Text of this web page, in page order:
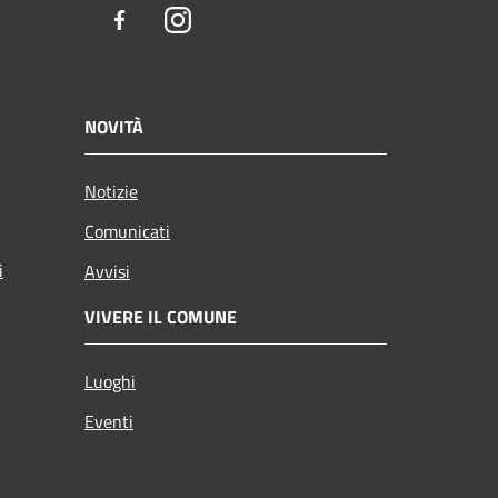
FacebookInstagram
NOVITÀ
Notizie
Comunicati
Avvisi
VIVERE IL COMUNE
Luoghi
Eventi